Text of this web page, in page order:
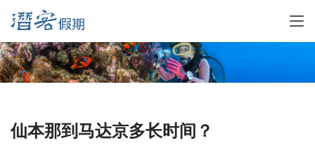
仙本那到马达京多长时间？